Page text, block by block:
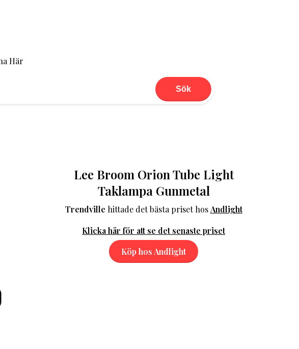
Här
Sök
Lee Broom Orion Tube Light
Taklampa Gunmetal
Trendville hittade det bästa priset hosAndlight
Klicka här för att se det senaste priset
Köp hos Andlight